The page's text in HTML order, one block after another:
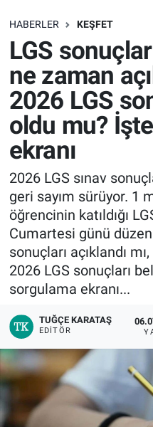
HABERLER KEŞFET
LGS
ne zaman
2026 LGS
oldu mu?
ekranı
2026 LGS sınav
geri sayım sürüyor. 1
öğrencinin katıldığı
Cumartesi günü
sonuçları açıklandı
2026 LGS sonuçları
sorgulama ekranı...
TUĞÇE KARATAŞ
EDITÖR
SAĞLIK
EKONOMİ
EĞİTİM
ÖZEL HABER
Keşfet
ASTROLOJİ
MANŞET
RESMİ İLANLAR
İLAN
Bize ulaşın
İletişim/Künye